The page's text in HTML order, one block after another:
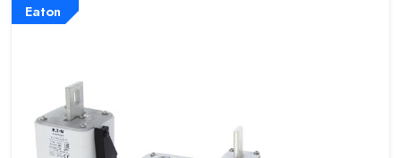
Eaton